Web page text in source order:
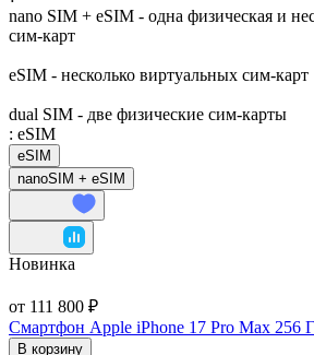
nano SIM + eSIM - одна физическая и
сим-карт
eSIM - несколько виртуальных сим-карт
dual SIM - две физические сим-карты
: eSIM
eSIM
nanoSIM + eSIM
Новинка
от 111 800 ₽
Смартфон Apple iPhone 17 Pro Max 256
В корзину